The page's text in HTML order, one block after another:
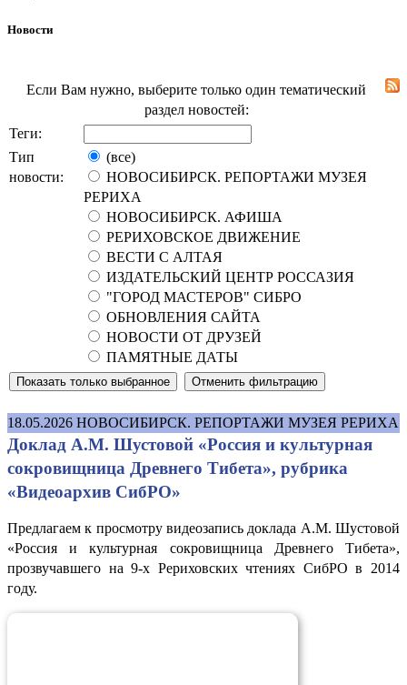
Новости
Если Вам нужно, выберите только один тематический
раздел новостей:
Теги:
Тип
новости:
(все)
НОВОСИБИРСК. РЕПОРТАЖИ МУЗЕЯ
РЕРИХА
НОВОСИБИРСК. АФИША
РЕРИХОВСКОЕ ДВИЖЕНИЕ
ВЕСТИ С АЛТАЯ
ИЗДАТЕЛЬСКИЙ ЦЕНТР РОССАЗИЯ
"ГОРОД МАСТЕРОВ" СИБРО
ОБНОВЛЕНИЯ САЙТА
НОВОСТИ ОТ ДРУЗЕЙ
ПАМЯТНЫЕ ДАТЫ
18.05.2026 НОВОСИБИРСК. РЕПОРТАЖИ МУЗЕЯ РЕРИХА
Доклад А.М. Шустовой «Россия и культурная
сокровищница Древнего Тибета», рубрика
«Видеоархив СибРО»
Предлагаем к просмотру видеозапись доклада А.М. Шустовой
«Россия и культурная сокровищница Древнего Тибета»,
прозвучавшего на 9-х Рериховских чтениях СибРО в 2014
году.